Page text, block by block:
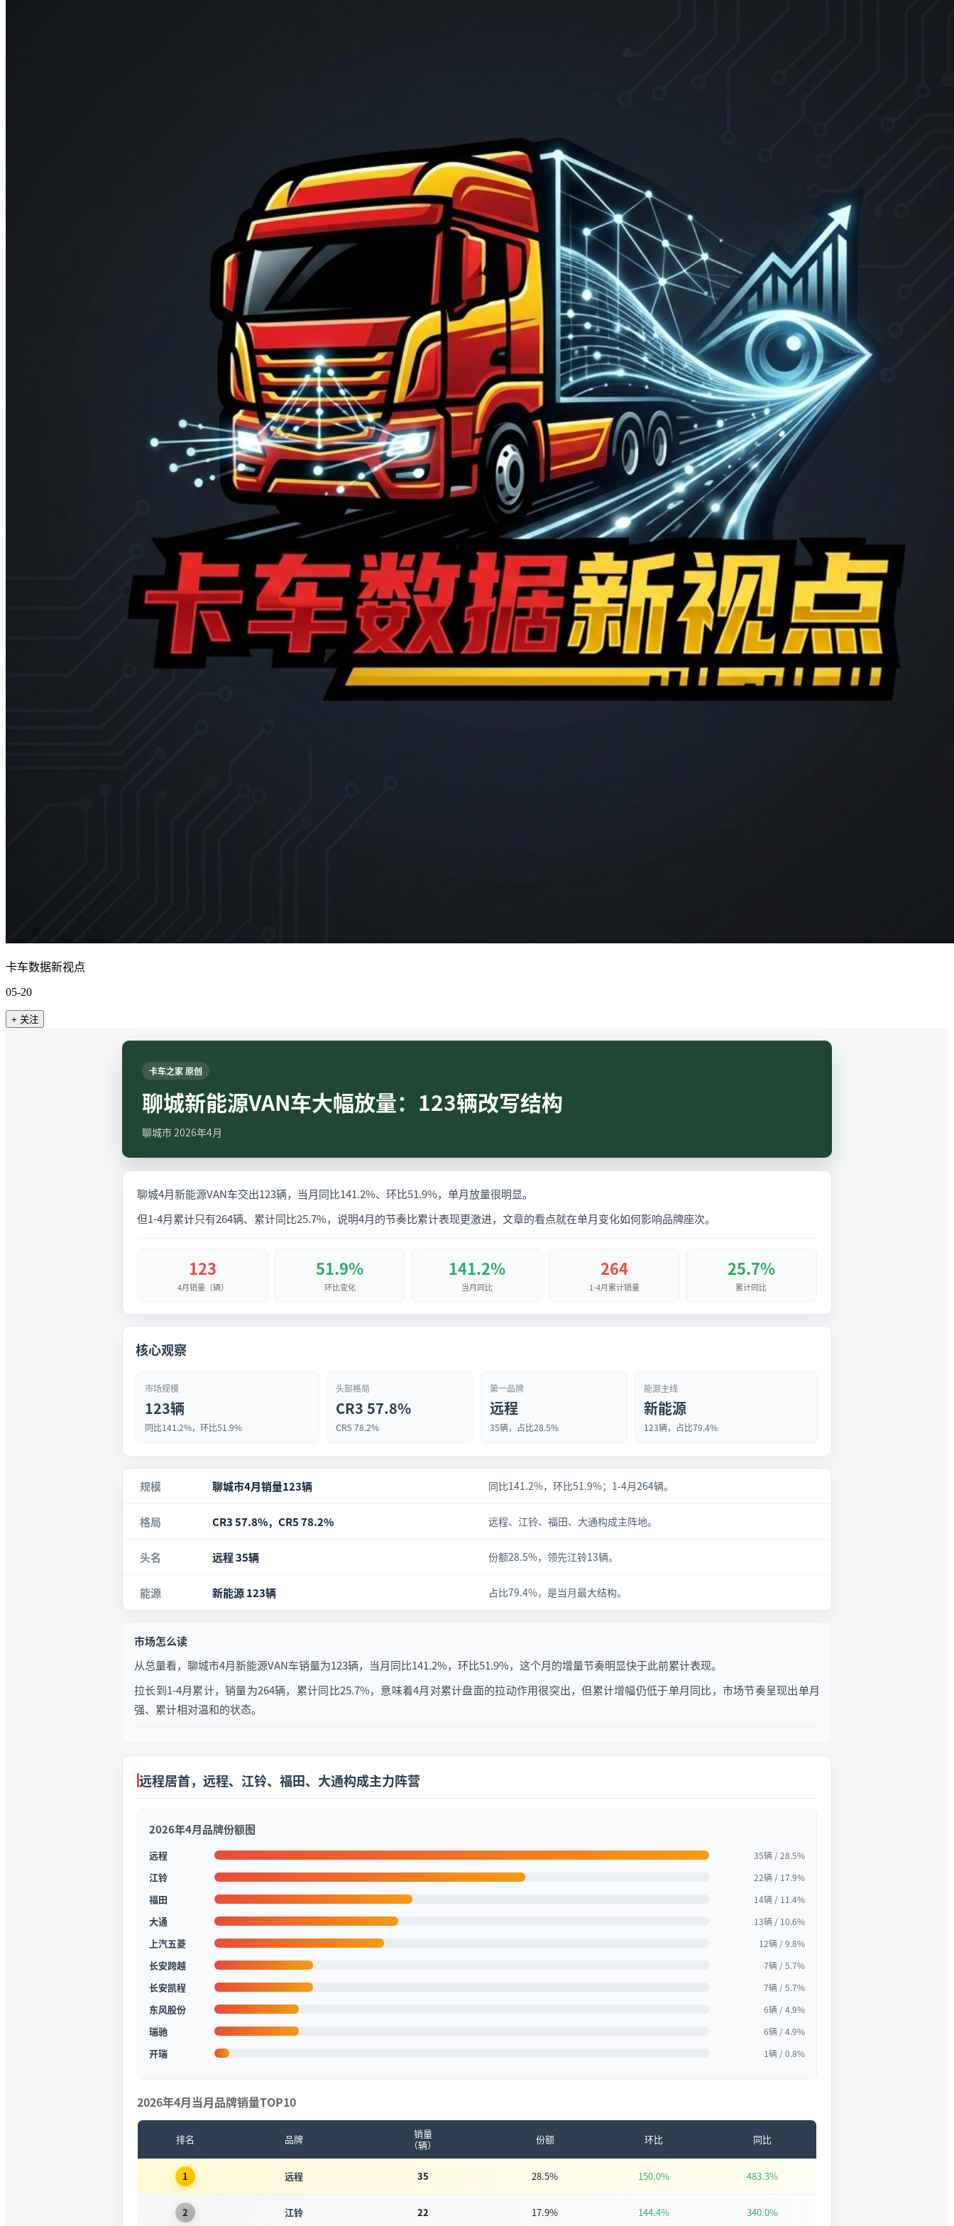
卡车数据新视点
05-20
+ 关注
卡车之家 原创
聊城新能源VAN车大幅放量：123辆改写结构
聊城市 2026年4月
聊城4月新能源VAN车交出123辆，当月同比141.2%、环比51.9%，单月放量很明显。
但1-4月累计只有264辆、累计同比25.7%，说明4月的节奏比累计表现更激进，文章的看点就在单月变化如何影响品牌座次。
123
4月销量（辆）
51.9%
环比变化
141.2%
当月同比
264
1-4月累计销量
25.7%
累计同比
核心观察
市场规模
123辆
同比141.2%，环比51.9%
头部格局
CR3 57.8%
CR5 78.2%
第一品牌
远程
35辆，占比28.5%
能源主线
新能源
123辆，占比79.4%
规模 聊城市4月销量123辆 同比141.2%，环比51.9%；1-4月264辆。
格局 CR3 57.8%，CR5 78.2% 远程、江铃、福田、大通构成主阵地。
头名 远程 35辆 份额28.5%，领先江铃13辆。
能源 新能源 123辆 占比79.4%，是当月最大结构。
市场怎么读
从总量看，聊城市4月新能源VAN车销量为123辆，当月同比141.2%，环比51.9%，这个月的增量节奏明显快于此前累计表现。
拉长到1-4月累计，销量为264辆，累计同比25.7%，意味着4月对累计盘面的拉动作用很突出，但累计增幅仍低于单月同比，市场节奏呈现出单月
强、累计相对温和的状态。
远程居首，远程、江铃、福田、大通构成主力阵营
2026年4月品牌份额图
远程 35辆 / 28.5%
江铃 22辆 / 17.9%
福田 14辆 / 11.4%
大通 13辆 / 10.6%
上汽五菱 12辆 / 9.8%
长安跨越 7辆 / 5.7%
长安凯程 7辆 / 5.7%
东风股份 6辆 / 4.9%
瑞驰 6辆 / 4.9%
开瑞 1辆 / 0.8%
2026年4月当月品牌销量TOP10
排名 品牌
销量
（辆）
份额 环比 同比
1 远程 35 28.5% 150.0% 483.3%
2 江铃 22 17.9% 144.4% 340.0%